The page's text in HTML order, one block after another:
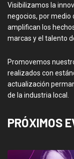
Visibilizamos la
negocios, por medio
amplifican los
marcas y el talento
Promovemos
realizados con
actualización
de la industria local.
PRÓXIMOS